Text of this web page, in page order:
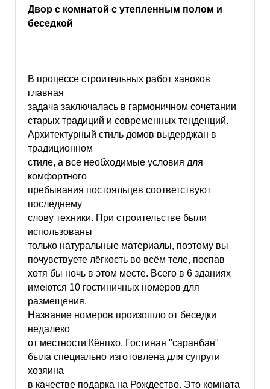
Двор с комнатой с утепленным полом и
беседкой
В процессе строительных работ ханоков
главная
задача заключалась в гармоничном сочетании
старых традиций и современных тенденций.
Архитектурный стиль домов выдерджан в
традиционном
стиле, а все необходимые условия для
комфортного
пребывания постояльцев соответствуют
последнему
слову техники. При строительстве были
использованы
только натуральные материалы, поэтому вы
почувствуете лёгкость во всём теле, поспав
хотя бы ночь в этом месте. Всего в 6 зданиях
имеются 10 гостиничных номеров для
размещения.
Название номеров произошло от беседки
недалеко
от местности Кёнпхо. Гостиная "саранбан"
была специально изготовлена для супруги
хозяина
в качестве подарка на Рождество. Это комната